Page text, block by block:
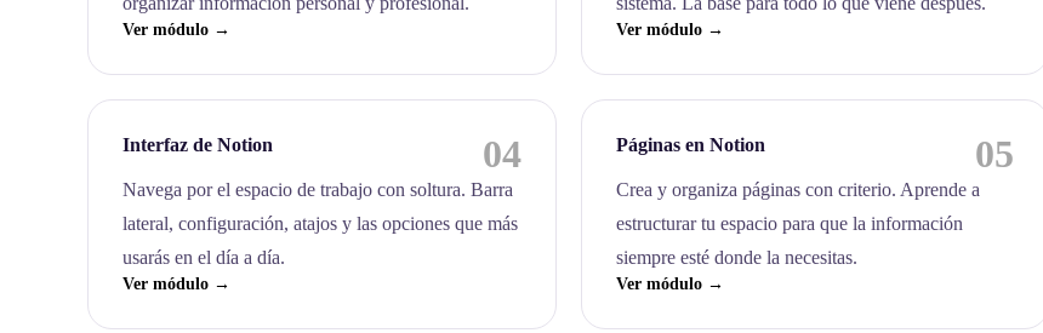
Ver módulo → Ver módulo →
Interfaz de Notion 04
Navega por el espacio de trabajo con soltura. Barra
lateral, configuración, atajos y las opciones que más
usarás en el día a día.
Ver módulo →
Páginas en Notion 05
Crea y organiza páginas con criterio. Aprende a
estructurar tu espacio para que la información
siempre esté donde la necesitas.
Ver módulo →